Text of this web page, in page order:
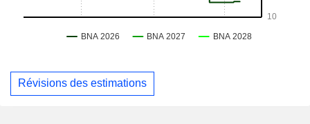
Révisions des estimations